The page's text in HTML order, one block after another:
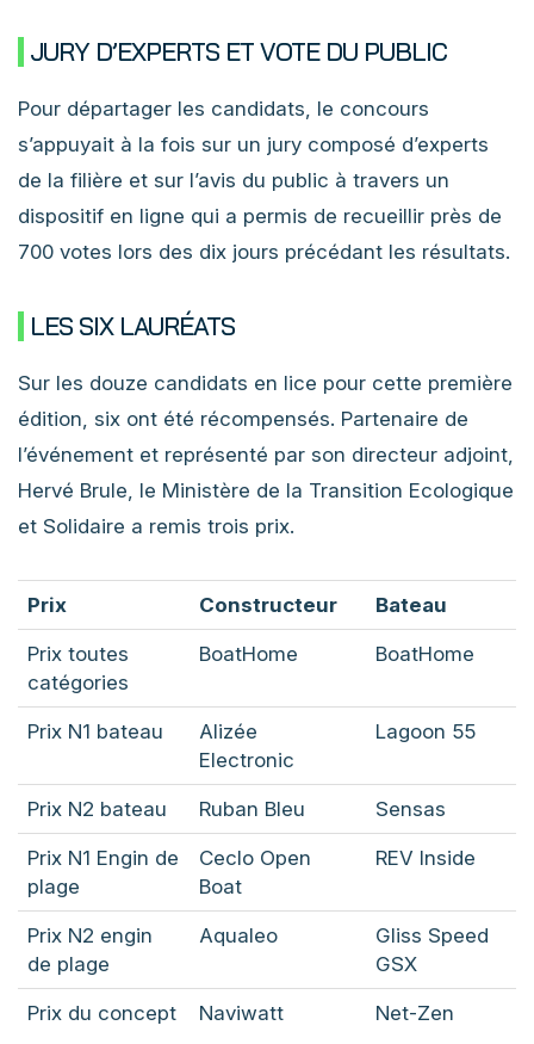
JURY D’EXPERTS ET VOTE DU PUBLIC
Pour départager les candidats, le concours
s’appuyait à la fois sur un jury composé d’experts
de la filière et sur l’avis du public à travers un
dispositif en ligne qui a permis de recueillir près de
700 votes lors des dix jours précédant les résultats.
LES SIX LAURÉATS
Sur les douze candidats en lice pour cette première
édition, six ont été récompensés. Partenaire de
l’événement et représenté par son directeur adjoint,
Hervé Brule, le Ministère de la Transition Ecologique
et Solidaire a remis trois prix.
Prix Constructeur Bateau
Prix toutes
catégories
BoatHome BoatHome
Prix N1 bateau
Alizée
Electronic
Lagoon 55
Prix N2 bateau Ruban Bleu Sensas
Prix N1 Engin de
plage
Ceclo Open
Boat
REV Inside
Prix N2 engin
de plage
Aqualeo
Gliss Speed
GSX
Prix du concept Naviwatt Net-Zen